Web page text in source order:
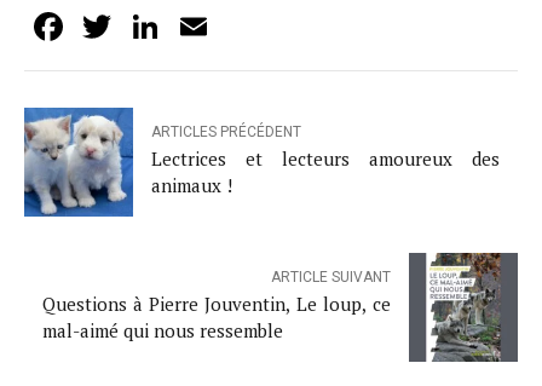
Facebook
TwitterLinkedIn
ARTICLES PRÉCÉDENT
Lectrices et lecteurs amoureux des
animaux !
ARTICLE SUIVANT
Questions à Pierre Jouventin, Le loup, ce
mal-aimé qui nous ressemble